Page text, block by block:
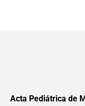
Acta Pediátrica de